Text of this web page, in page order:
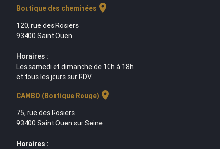
Boutique des cheminées location_on
120, rue des Rosiers
93400 Saint Ouen
Horaires :
Les samedi et dimanche de 10h à 18h
et tous les jours sur RDV.
CAMBO (Boutique Rouge) location_on
75, rue des Rosiers
93400 Saint Ouen sur Seine
Horaires :